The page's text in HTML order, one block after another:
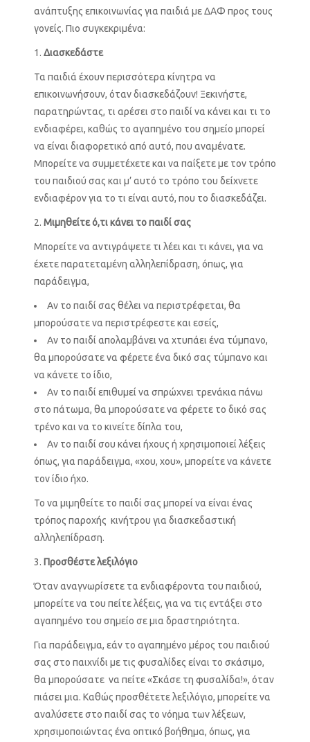
ανάπτυξης επικοινωνίας για παιδιά με ΔΑΦ προς τους
γονείς. Πιο συγκεκριμένα:
Διασκεδάστε
Τα παιδιά έχουν περισσότερα κίνητρα να
επικοινωνήσουν, όταν διασκεδάζουν! Ξεκινήστε,
παρατηρώντας, τι αρέσει στο παιδί να κάνει και τι το
ενδιαφέρει, καθώς το αγαπημένο του σημείο μπορεί
να είναι διαφορετικό από αυτό, που αναμένατε.
Μπορείτε να συμμετέχετε και να παίξετε με τον τρόπο
του παιδιού σας και μ’ αυτό το τρόπο του δείχνετε
ενδιαφέρον για το τι είναι αυτό, που το διασκεδάζει.
Μιμηθείτε ό,τι κάνει το παιδί σας
Μπορείτε να αντιγράψετε τι λέει και τι κάνει, για να
έχετε παρατεταμένη αλληλεπίδραση, όπως, για
παράδειγμα,
Αν το παιδί σας θέλει να περιστρέφεται, θα
μπορούσατε να περιστρέφεστε και εσείς,
Αν το παιδί απολαμβάνει να χτυπάει ένα τύμπανο,
θα μπορούσατε να φέρετε ένα δικό σας τύμπανο και
να κάνετε το ίδιο,
Αν το παιδί επιθυμεί να σπρώχνει τρενάκια πάνω
στο πάτωμα, θα μπορούσατε να φέρετε το δικό σας
τρένο και να το κινείτε δίπλα του,
Αν το παιδί σου κάνει ήχους ή χρησιμοποιεί λέξεις
όπως, για παράδειγμα, «χου, χου», μπορείτε να κάνετε
τον ίδιο ήχο.
Το να μιμηθείτε το παιδί σας μπορεί να είναι ένας
τρόπος παροχής κινήτρου για διασκεδαστική
αλληλεπίδραση.
Προσθέστε λεξιλόγιο
Όταν αναγνωρίσετε τα ενδιαφέροντα του παιδιού,
μπορείτε να του πείτε λέξεις, για να τις εντάξει στο
αγαπημένο του σημείο σε μια δραστηριότητα.
Για παράδειγμα, εάν το αγαπημένο μέρος του παιδιού
σας στο παιχνίδι με τις φυσαλίδες είναι το σκάσιμο,
θα μπορούσατε να πείτε «Σκάσε τη φυσαλίδα!», όταν
πιάσει μια. Καθώς προσθέτετε λεξιλόγιο, μπορείτε να
αναλύσετε στο παιδί σας το νόημα των λέξεων,
χρησιμοποιώντας ένα οπτικό βοήθημα, όπως, για